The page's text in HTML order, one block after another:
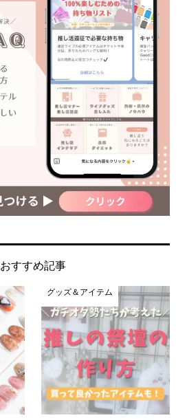
おすすめ記事
グッズ＆アイテム